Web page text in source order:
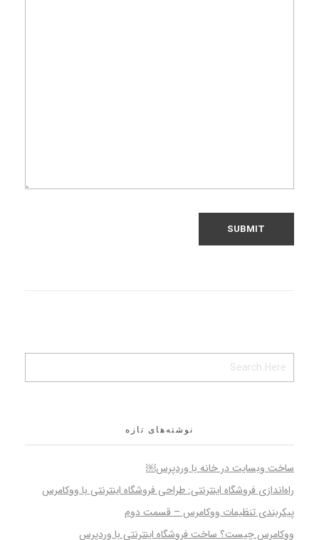
نوشته‌های تازه
ساخت وبسایت در خانه با وردپرس￼
راه‌اندازی فروشگاه اینترنتی: طراحی فروشگاه اینترنتی با ووکامرس
پیکربندی تنظیمات ووکامرس – قسمت دوم
ووکامرس چیست؟ ساخت فروشگاه اینترنتی با وردپرس